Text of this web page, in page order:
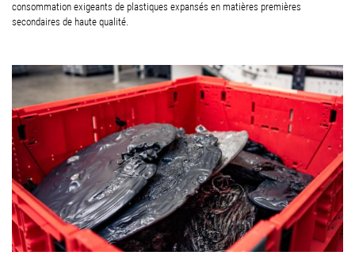
consommation exigeants de plastiques expansés en matières premières
secondaires de haute qualité.